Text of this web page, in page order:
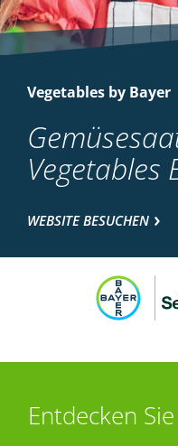
Vegetables by Bayer
Vegetables
WEBSITE BESUCHEN
Entdecken